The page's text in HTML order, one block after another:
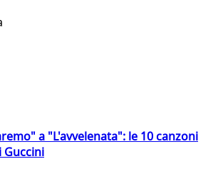
a "L'avvelenata": le 10 canzoni